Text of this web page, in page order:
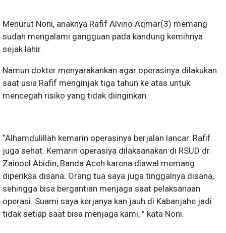
Menurut Noni, anaknya Rafif Alvino Aqmar(3) memang
sudah mengalami gangguan pada kandung kemihnya
sejak lahir.
Namun dokter menyarakankan agar operasinya dilakukan
saat usia Rafif menginjak tiga tahun ke atas untuk
mencegah risiko yang tidak diinginkan.
“Alhamdulillah kemarin operasinya berjalan lancar. Rafif
juga sehat. Kemarin operasiya dilaksanakan di RSUD dr.
Zainoel Abidin, Banda Aceh karena diawal memang
diperiksa disana. Orang tua saya juga tinggalnya disana,
sehingga bisa bergantian menjaga saat pelaksanaan
operasi. Suami saya kerjanya kan jauh di Kabanjahe jadi
tidak setiap saat bisa menjaga kami, ” kata Noni.